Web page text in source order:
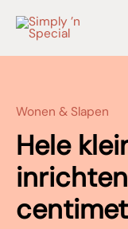
naar
Wonen & Slapen
Hele